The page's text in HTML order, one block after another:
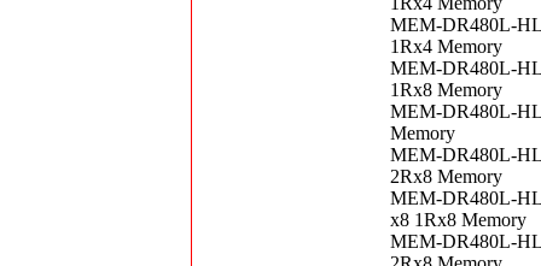
MEM-DR480L-
1Rx4 Memory
MEM-DR480L-
1Rx8 Memory
MEM-DR480L-
Memory
MEM-DR480L-
2Rx8 Memory
MEM-DR480L-
x8 1Rx8 Memory
MEM-DR480L-